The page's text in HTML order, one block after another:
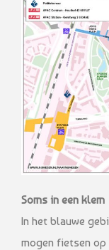
Soms in een klem
In het blauwe
mogen fietsen